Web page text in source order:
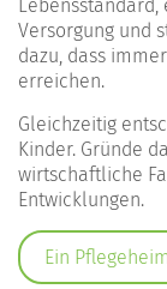
Versorgung und
dazu, dass
erreichen.
Gleichzeitig
Kinder. Gründe
wirtschaftliche
Entwicklungen.
Ein